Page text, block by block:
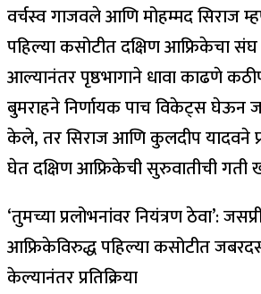
वर्चस्व गाजवले आणि मोहम्मद सिराज
पहिल्या कसोटीत दक्षिण आफ्रिकेचा संघ
आल्यानंतर पृष्ठभागाने धावा काढणे
बुमराहने निर्णायक पाच विकेट्स घेऊन
केले, तर सिराज आणि कुलदीप यादवने
घेत दक्षिण आफ्रिकेची सुरुवातीची गती
‘तुमच्या प्रलोभनांवर नियंत्रण ठेवा’:
आफ्रिकेविरुद्ध पहिल्या कसोटीत
केल्यानंतर प्रतिक्रिया